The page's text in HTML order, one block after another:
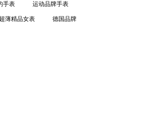
手表 运动品牌手表
薄精品女表 德国品牌